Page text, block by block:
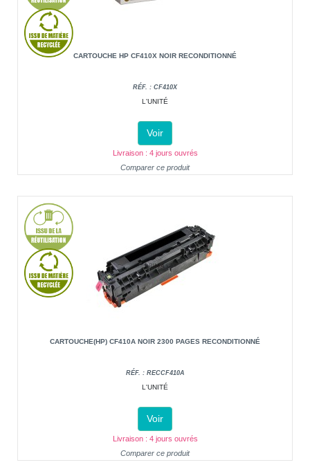
CARTOUCHE HP CF410X NOIR RECONDITIONNÉ
RÉF. : CF410X
L'UNITÉ
Voir
Livraison : 4 jours ouvrés
Comparer ce produit
CARTOUCHE(HP) CF410A NOIR 2300 PAGES RECONDITIONNÉ
RÉF. : RECCF410A
L'UNITÉ
Voir
Livraison : 4 jours ouvrés
Comparer ce produit